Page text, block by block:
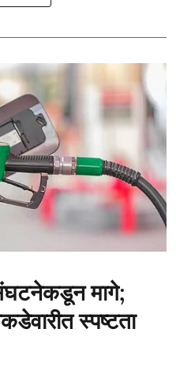
मागे;
स्पष्टता